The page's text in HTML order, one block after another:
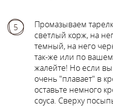
5
Промазываем
светлый корж, на
темный, на него
так-же или по
жалейте! Но если вы
очень "плавает" в
оставьте немного
соуса. Сверху